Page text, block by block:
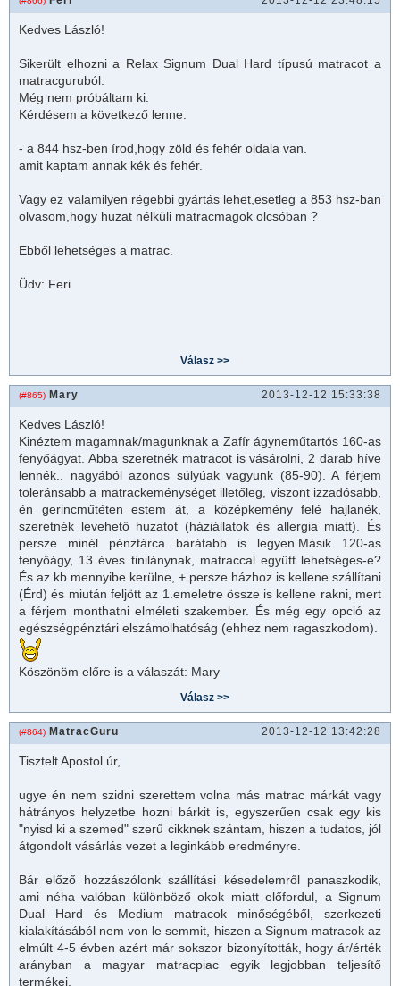
Kedves László!
Sikerült elhozni a Relax Signum Dual Hard típusú matracot a
matracguruból.
Még nem próbáltam ki.
Kérdésem a következő lenne:
- a 844 hsz-ben írod,hogy zöld és fehér oldala van.
amit kaptam annak kék és fehér.
Vagy ez valamilyen régebbi gyártás lehet,esetleg a 853 hsz-ban
olvasom,hogy huzat nélküli matracmagok olcsóban ?
Ebből lehetséges a matrac
Üdv: Feri
(#865) Mary 2013-12-12 15:33:38
Kedves László!
Kinéztem magamnak/magunknak a Zafír ágyneműtartós 160-as
fenyőágyat. Abba szeretnék matracot is vásárolni, 2 darab híve
lennék.. nagyából azonos súlyúak vagyunk (85-90). A férjem
toleránsabb a matrackeménységet illetőleg, viszont izzadósabb,
én gerincműtéten estem át, a középkemény felé hajlanék,
szeretnék levehető huzatot (háziállatok és allergia miatt). És
persze minél pénztárca barátabb is legyen.Másik 120-as
fenyőágy, 13 éves tinilánynak, matraccal együtt lehetséges-e?
És az kb mennyibe kerülne, + persze házhoz is kellene szállítani
(Érd) és miután feljött az 1.emeletre össze is kellene rakni, mert
a férjem monthatni elméleti szakember. És még egy opció az
egészségpénztári elszámolhatóság (ehhez nem ragaszkodom).
Köszönöm előre is a válaszát: Mary
(#864) MatracGuru 2013-12-12 13:42:28
Tisztelt Apostol úr,
ugye én nem szidni szerettem volna más matrac márkát vagy
hátrányos helyzetbe hozni bárkit is, egyszerűen csak egy kis
"nyisd ki a szemed" szerű cikknek szántam, hiszen a tudatos, jól
átgondolt vásárlás vezet a leginkább eredményre.
Bár előző hozzászólonk szállítási késedelemről panaszkodik,
ami néha valóban különböző okok miatt előfordul, a Signum
Dual Hard és Medium matracok minőségéből, szerkezeti
kialakításából nem von le semmit, hiszen a Signum matracok az
elmúlt 4-5 évben azért már sokszor bizonyították, hogy ár/érték
arányban a magyar matracpiac egyik legjobban teljesítő
termékei.